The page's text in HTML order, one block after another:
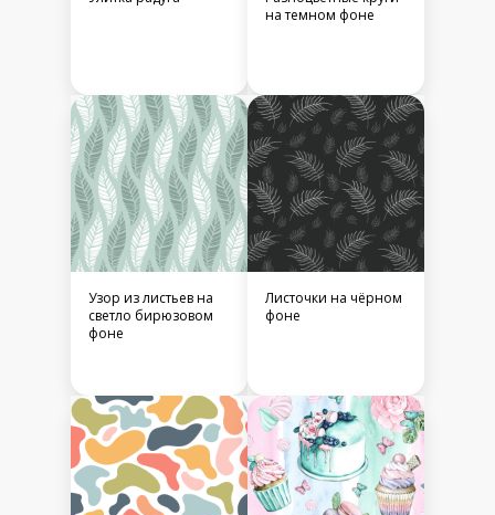
на темном фоне
Узор из листьев на
светло бирюзовом
фоне
Листочки на чёрном
фоне